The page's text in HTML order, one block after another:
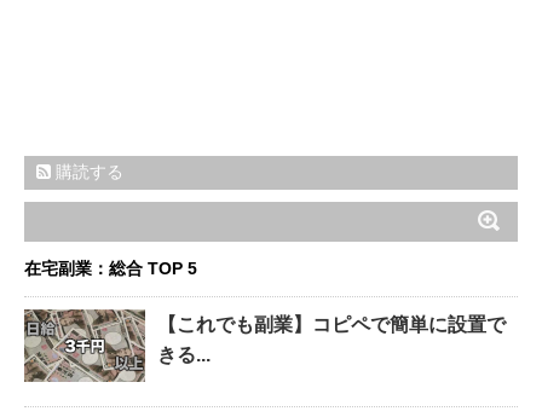
購読する
在宅副業：総合 TOP 5
【これでも副業】コピペで簡単に設置で
きる...